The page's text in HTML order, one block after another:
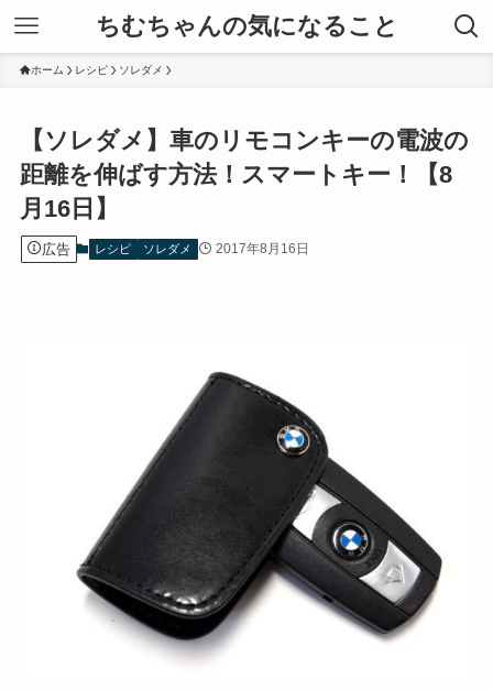
ちむちゃんの気になること
ホーム レシピ ソレダメ
【ソレダメ】車のリモコンキーの電波の
距離を伸ばす方法！スマートキー！【8
月16日】
広告 レシピ ソレダメ 2017年8月16日